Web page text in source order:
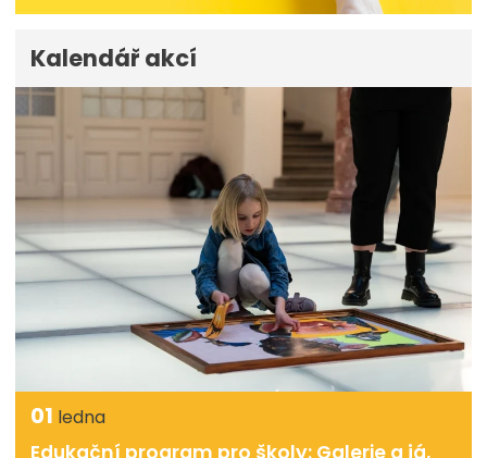
Kalendář akcí
01 ledna